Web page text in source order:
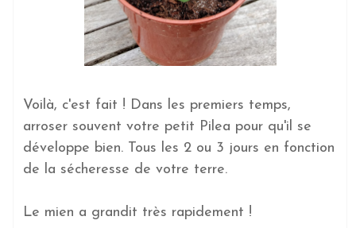
Voilà, c'est fait ! Dans les premiers temps,
arroser souvent votre petit Pilea pour qu'il se
développe bien. Tous les 2 ou 3 jours en fonction
de la sécheresse de votre terre.
Le mien a grandit très rapidement !